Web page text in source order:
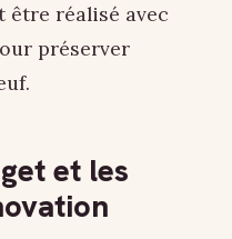
réalisé avec
préserver
et les